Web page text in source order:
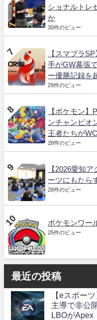
ショナルトレ
か
30件のビュー
【スマブラ
手がGW幕張
ー優勝記録を
29件のビュー
【ポケモン
ンチャンピオ
王者たちが
28件のビュー
【2026愛知
ーツにもたら
28件のビュー
ポケモンワー
25件のビュー
最近の投稿
【eスポー
主導で非公
LBOがApex